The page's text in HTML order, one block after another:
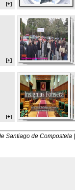
[+]
[+]
[+]
Santiago de